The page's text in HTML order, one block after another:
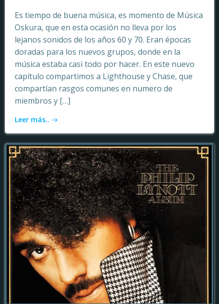
Es tiempo de buena música, es momento de Música
Oskura, que en esta ocasión no lleva por los
lejanos sonidos de los años 60 y 70. Eran épocas
doradas para los nuevos grupos, donde en la
música estaba casi todo por hacer. En este nuevo
capítulo compartimos a Lighthouse y Chase, que
compartían rasgos comunes en numero de
miembros y […]
Leer más..